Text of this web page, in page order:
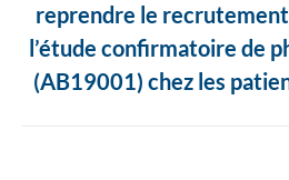
:
reprendre le
l’étude confirmatoire de
(AB19001) chez les